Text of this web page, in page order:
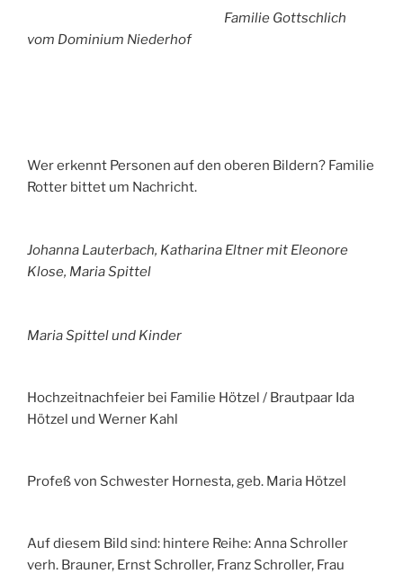
Familie Gottschlich
vom Dominium Niederhof
Wer erkennt Personen auf den oberen Bildern? Familie
Rotter bittet um Nachricht.
Johanna Lauterbach, Katharina Eltner mit Eleonore
Klose, Maria Spittel
Maria Spittel und Kinder
Hochzeitnachfeier bei Familie Hötzel / Brautpaar Ida
Hötzel und Werner Kahl
Profeß von Schwester Hornesta, geb. Maria Hötzel
Auf diesem Bild sind: hintere Reihe: Anna Schroller
verh. Brauner, Ernst Schroller, Franz Schroller, Frau